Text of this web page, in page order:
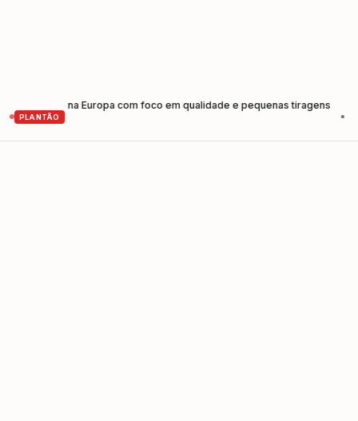
PLANTÃO
na Europa com foco em qualidade e pequenas tiragens